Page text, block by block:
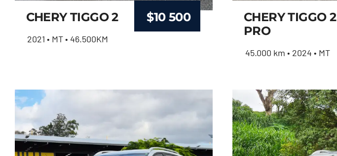
CHERY TIGGO 2 $10 500
2021 • MT • 46.500KM
CHERY TIGGO 2
PRO
45.000 km • 2024 • MT